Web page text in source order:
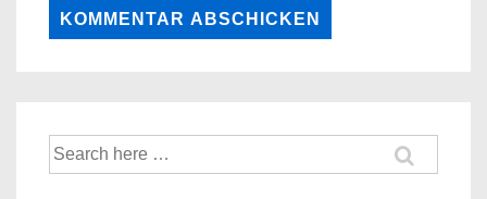
Suche
nach: